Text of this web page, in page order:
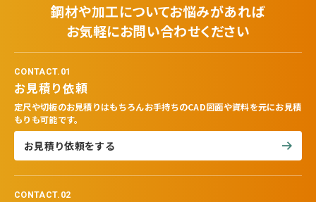
鋼材や加工についてお悩みがあれば
お気軽にお問い合わせください
CONTACT.01
お見積り依頼
定尺や切板のお見積りはもちろんお手持ちのCAD図面や資料を元にお見積
もりも可能です。
お見積り依頼をする
CONTACT.02